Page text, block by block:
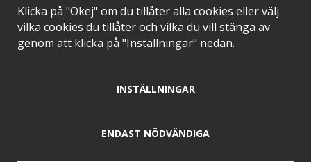
EN DEL AV
Klicka på "Okej" om du tillåter alla cookies eller välj
vilka cookies du tillåter och vilka du vill stänga av
genom att klicka på "Inställningar" nedan.
INSTÄLLNINGAR
ENDAST NÖDVÄNDIGA